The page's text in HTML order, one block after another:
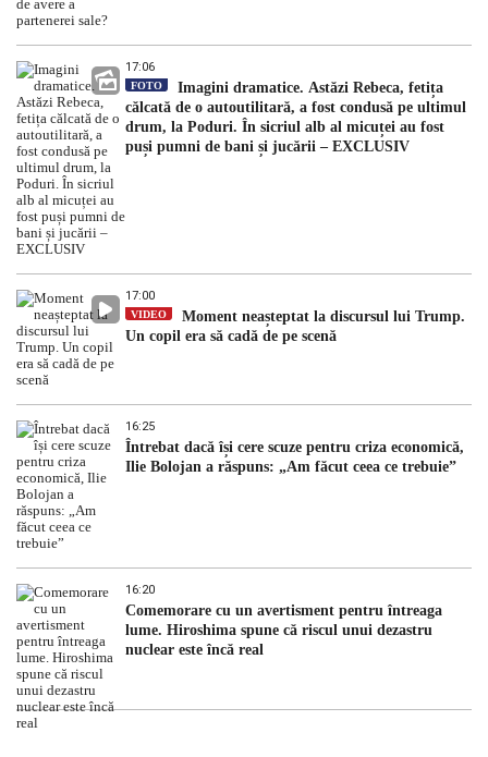
17:06
FOTO
Imagini dramatice. Astăzi Rebeca, fetița
călcată de o autoutilitară, a fost condusă pe ultimul
drum, la Poduri. În sicriul alb al micuței au fost
puși pumni de bani și jucării – EXCLUSIV
17:00
VIDEO
Moment neașteptat la discursul lui Trump.
Un copil era să cadă de pe scenă
16:25
Întrebat dacă își cere scuze pentru criza economică,
Ilie Bolojan a răspuns: „Am făcut ceea ce trebuie”
16:20
Comemorare cu un avertisment pentru întreaga
lume. Hiroshima spune că riscul unui dezastru
nuclear este încă real